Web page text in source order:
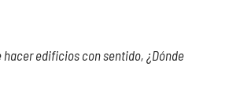
hacer edificios con sentido, ¿Dónde